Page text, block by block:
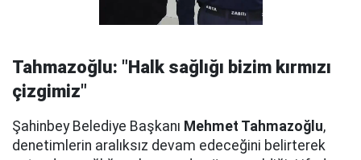
Tahmazoğlu: "Halk sağlığı bizim kırmızı
çizgimiz"
Şahinbey Belediye Başkanı Mehmet Tahmazoğlu,
denetimlerin aralıksız devam edeceğini belirterek